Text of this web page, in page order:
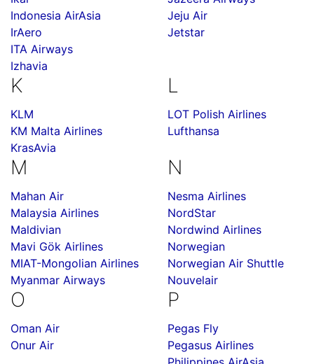
Indonesia AirAsia
IrAero
ITA Airways
Izhavia
Jeju Air
Jetstar
K
KLM
KM Malta Airlines
KrasAvia
L
LOT Polish Airlines
Lufthansa
M
Mahan Air
Malaysia Airlines
Maldivian
Mavi Gök Airlines
MIAT-Mongolian Airlines
Myanmar Airways
N
Nesma Airlines
NordStar
Nordwind Airlines
Norwegian
Norwegian Air Shuttle
Nouvelair
O
Oman Air
Onur Air
P
Pegas Fly
Pegasus Airlines